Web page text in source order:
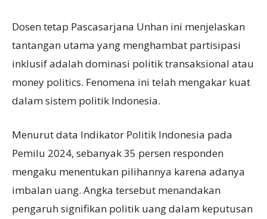
Dosen tetap Pascasarjana Unhan ini menjelaskan
tantangan utama yang menghambat partisipasi
inklusif adalah dominasi politik transaksional atau
money politics. Fenomena ini telah mengakar kuat
dalam sistem politik Indonesia.
Menurut data Indikator Politik Indonesia pada
Pemilu 2024, sebanyak 35 persen responden
mengaku menentukan pilihannya karena adanya
imbalan uang. Angka tersebut menandakan
pengaruh signifikan politik uang dalam keputusan